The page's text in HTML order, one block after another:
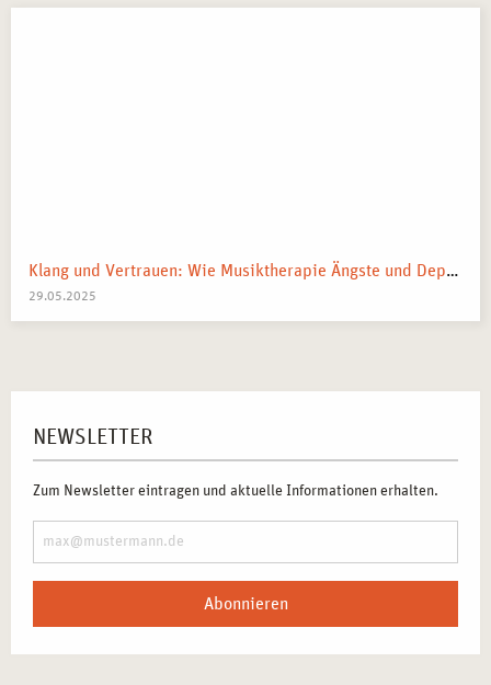
Klang und Vertrauen: Wie Musiktherapie Ängste und Depressionen lindern kann.
29.05.2025
NEWSLETTER
Zum Newsletter eintragen und aktuelle Informationen erhalten.
Abonnieren